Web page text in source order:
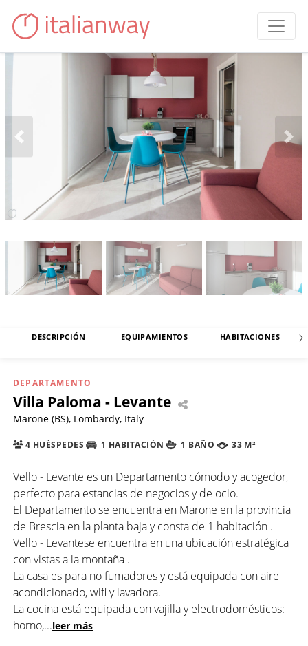
DESCRIPCIÓN EQUIPAMIENTOS HABITACIONES
DEPARTAMENTO
Villa Paloma - Levante
Marone (BS), Lombardy, Italy
4 HUÉSPEDES 1 HABITACIÓN 1 BAÑO 33 M²
Vello - Levante es un Departamento cómodo y acogedor,
perfecto para estancias de negocios y de ocio.
El Departamento se encuentra en Marone en la provincia
de Brescia en la planta baja y consta de 1 habitación .
Vello - Levantese encuentra en una ubicación estratégica
con vistas a la montaña .
La casa es para no fumadores y está equipada con aire
acondicionado, wifi y lavadora.
La cocina está equipada con vajilla y electrodomésticos:
horno,...leer más